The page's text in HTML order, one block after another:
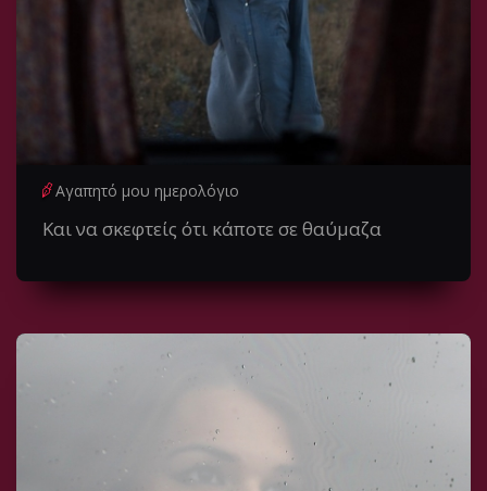
Αγαπητό μου ημερολόγιο
Και να σκεφτείς ότι κάποτε σε θαύμαζα